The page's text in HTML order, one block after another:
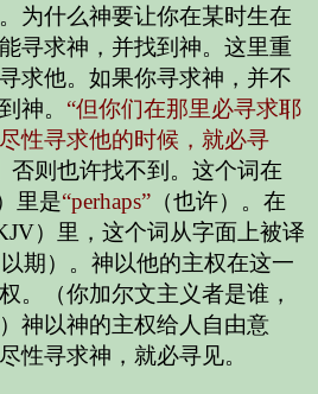
为什么神要让你在某时生在
寻求神，并找到神。这里重
求他。如果你寻求神，并不
神。 “但你们在那里必寻求耶
性寻求他的时候，就必寻
否则也许找不到。这个词在
里是“perhaps” （也许） 。在
）里，这个词从字面上被译
以期） 。神以他的主权在这一
。（你加尔文主义者是谁，
神以神的主权给人自由意
性寻求神，就必寻见。